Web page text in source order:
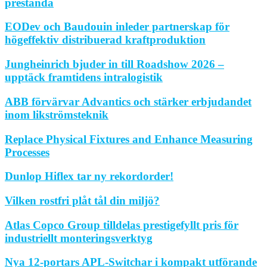
EODev och Baudouin inleder partnerskap för
högeffektiv distribuerad kraftproduktion
Jungheinrich bjuder in till Roadshow 2026 –
upptäck framtidens intralogistik
ABB förvärvar Advantics och stärker erbjudandet
inom likströmsteknik
Replace Physical Fixtures and Enhance Measuring
Processes
Dunlop Hiflex tar ny rekordorder!
Vilken rostfri plåt tål din miljö?
Atlas Copco Group tilldelas prestigefyllt pris för
industriellt monteringsverktyg
Nya 12-portars APL-Switchar i kompakt utförande